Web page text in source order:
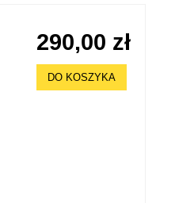
290,00 zł
DO KOSZYKA